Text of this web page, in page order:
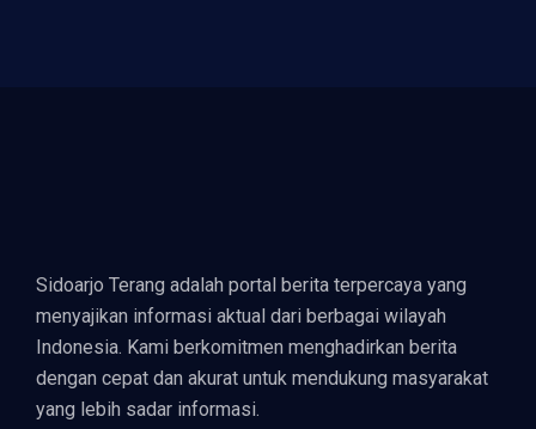
Sidoarjo Terang adalah portal berita terpercaya yang
menyajikan informasi aktual dari berbagai wilayah
Indonesia. Kami berkomitmen menghadirkan berita
dengan cepat dan akurat untuk mendukung masyarakat
yang lebih sadar informasi.